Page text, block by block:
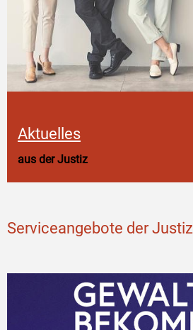
Aktuelles
aus der Justiz
Serviceangebote der Justiz